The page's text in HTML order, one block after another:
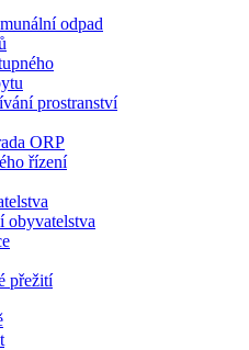
odpad
prostranství
ORP
řízení
obyvatelstva
přežití